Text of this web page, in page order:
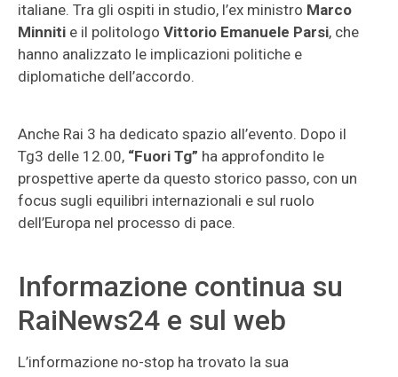
italiane. Tra gli ospiti in studio, l’ex ministro Marco
Minniti e il politologo Vittorio Emanuele Parsi, che
hanno analizzato le implicazioni politiche e
diplomatiche dell’accordo.
Anche Rai 3 ha dedicato spazio all’evento. Dopo il
Tg3 delle 12.00, “Fuori Tg” ha approfondito le
prospettive aperte da questo storico passo, con un
focus sugli equilibri internazionali e sul ruolo
dell’Europa nel processo di pace.
Informazione continua su
RaiNews24 e sul web
L’informazione no-stop ha trovato la sua